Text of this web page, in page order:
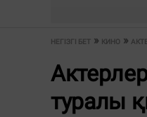
НЕГІЗГІ БЕТ КИНО
туралы